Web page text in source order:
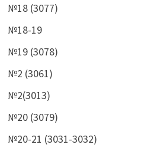
№18 (3077)
№18-19
№19 (3078)
№2 (3061)
№2(3013)
№20 (3079)
№20-21 (3031-3032)